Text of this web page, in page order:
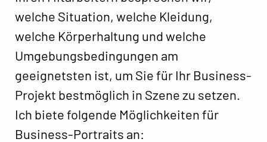
welche Situation, welche Kleidung,
welche Körperhaltung und welche
Umgebungsbedingungen am
geeignetsten ist, um Sie für Ihr Business-
Projekt bestmöglich in Szene zu setzen.
Ich biete folgende Möglichkeiten für
Business-Portraits an: